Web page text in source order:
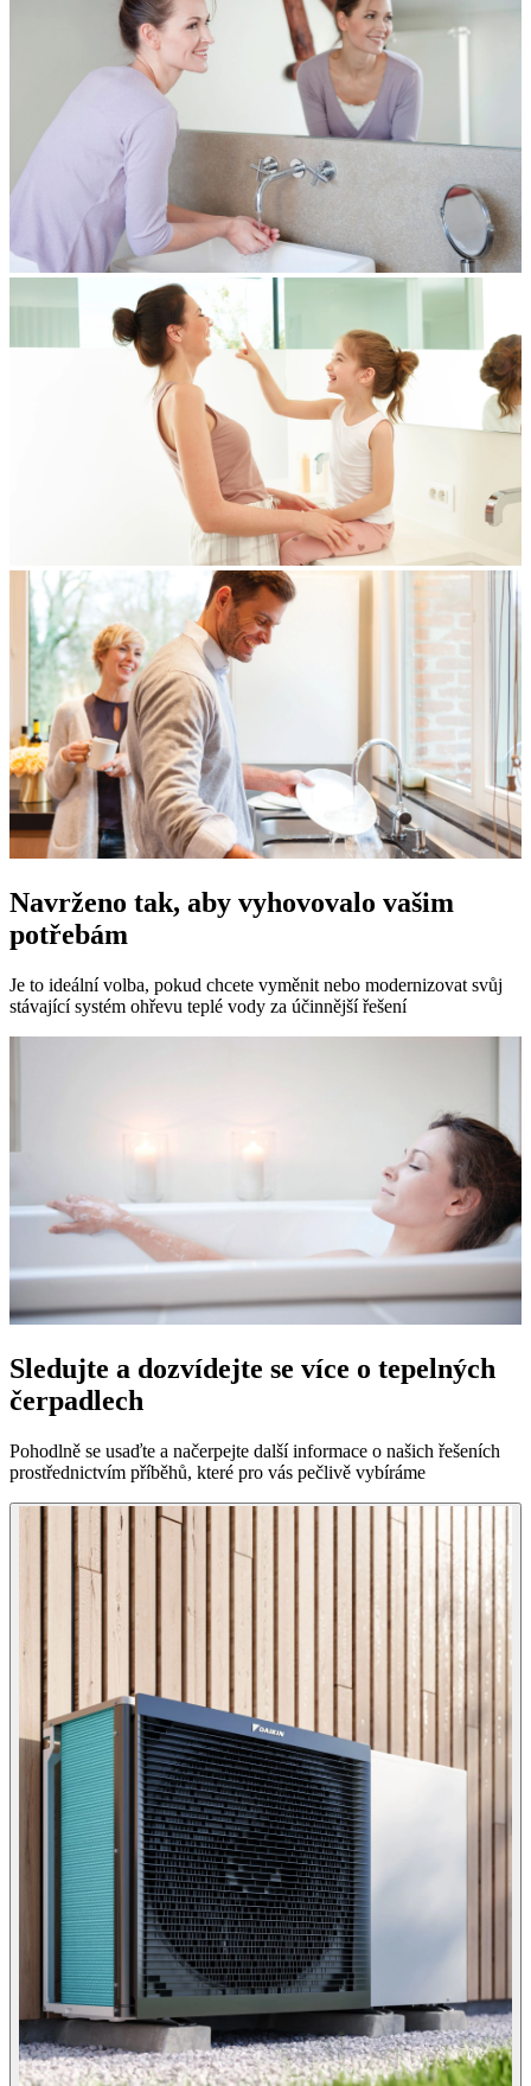
Navrženo tak, aby vyhovovalo vašim
potřebám
Je to ideální volba, pokud chcete vyměnit nebo modernizovat svůj
stávající systém ohřevu teplé vody za účinnější řešení
Sledujte a dozvídejte se více o tepelných
čerpadlech
Pohodlně se usaďte a načerpejte další informace o našich řešeních
prostřednictvím příběhů, které pro vás pečlivě vybíráme